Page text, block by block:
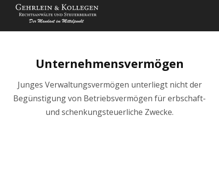
Unternehmensvermögen
Junges Verwaltungsvermögen unterliegt nicht der
Begünstigung von Betriebsvermögen für erbschaft-
und schenkungsteuerliche Zwecke.